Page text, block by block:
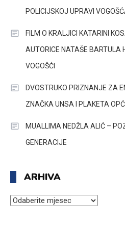
POLICIJSKOJ UPRAVI
FILM O KRALJICI KATARINI
AUTORICE NATAŠE BARTULA
VOGOŠĆI
DVOSTRUKO PRIZNANJE ZA
ZNAČKA UNSA I PLAKETA
MUALLIMA NEDŽLA ALIĆ –
GENERACIJE
ARHIVA
ARHIVA